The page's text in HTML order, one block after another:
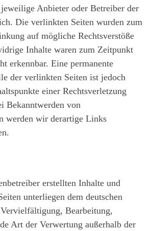
Anbieter oder Betreiber der
Die verlinkten Seiten wurden zum
auf mögliche Rechtsverstöße
Inhalte waren zum Zeitpunkt
erkennbar. Eine permanente
der verlinkten Seiten ist jedoch
einer Rechtsverletzung
Bekanntwerden von
werden wir derartige Links
erstellten Inhalte und
unterliegen dem deutschen
Bearbeitung,
Art der Verwertung außerhalb der